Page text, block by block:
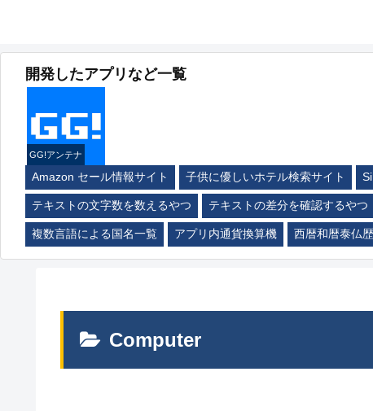
開発したアプリなど一覧
GG!アンテナ
Amazon セール情報サイト 子供に優しいホテル検索サイト
テキストの文字数を数えるやつ テキストの差分を確認するやつ
複数言語による国名一覧 アプリ内通貨換算機 西暦和暦泰仏
Computer